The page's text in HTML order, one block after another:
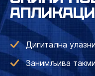
Дигитална
Занимљива